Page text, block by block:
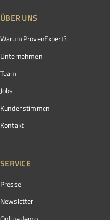
ÜBER UNS
Warum ProvenExpert?
Unternehmen
Team
Jobs
Kundenstimmen
Kontakt
SERVICE
Presse
Newsletter